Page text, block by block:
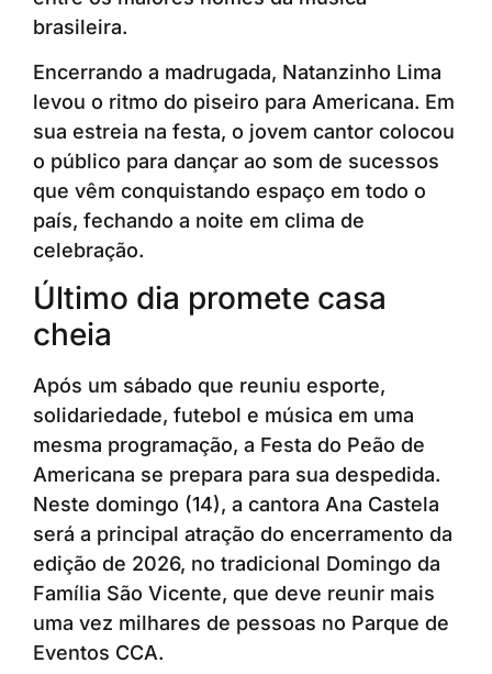
brasileira.
Encerrando a madrugada, Natanzinho Lima
levou o ritmo do piseiro para Americana. Em
sua estreia na festa, o jovem cantor colocou
o público para dançar ao som de sucessos
que vêm conquistando espaço em todo o
país, fechando a noite em clima de
celebração.
Último dia promete casa
cheia
Após um sábado que reuniu esporte,
solidariedade, futebol e música em uma
mesma programação, a Festa do Peão de
Americana se prepara para sua despedida.
Neste domingo (14), a cantora Ana Castela
será a principal atração do encerramento da
edição de 2026, no tradicional Domingo da
Família São Vicente, que deve reunir mais
uma vez milhares de pessoas no Parque de
Eventos CCA.